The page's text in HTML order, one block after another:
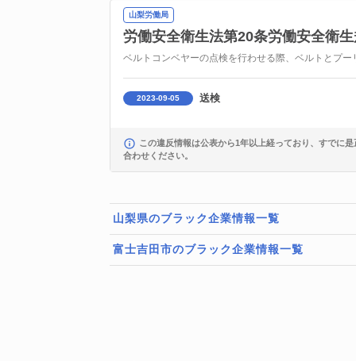
山梨労働局
労働安全衛生法第20条労働安全衛
ベルトコンベヤーの点検を行わせる際、ベルトとプ
2023-09-05 送検
この違反情報は公表から1年以上経っており、すでに
合わせください。
山梨県のブラック企業情報一覧
富士吉田市のブラック企業情報一覧